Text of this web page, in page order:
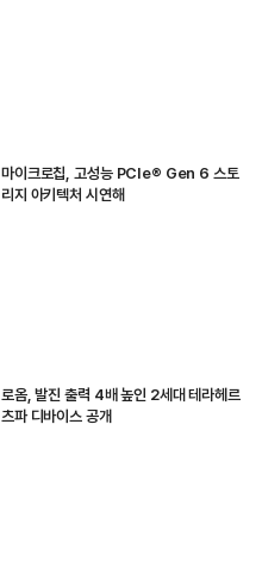
마이크로칩, 고성능 PCIe® Gen 6 스토
리지 아키텍처 시연해
로옴, 발진 출력 4배 높인 2세대 테라헤르
츠파 디바이스 공개